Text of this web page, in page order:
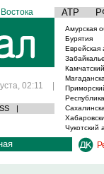
АТР
02:11 |
|
Амурская
Бурятия
Еврейская
Чукотский